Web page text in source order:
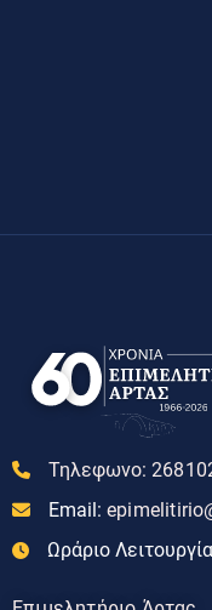
Τηλεφωνο:
Email:
Ωράριο